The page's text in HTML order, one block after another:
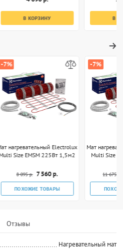
В КОРЗИНУ В
-7%
нагревательный Electrolux
Size EMSM 225Вт 1,5м2
8 095 р. 7 560 р.
ПОХОЖИЕ ТОВАРЫ
-7%
Мат
Multi Size
11 675 р.
Отзывы
Нагревательный мат